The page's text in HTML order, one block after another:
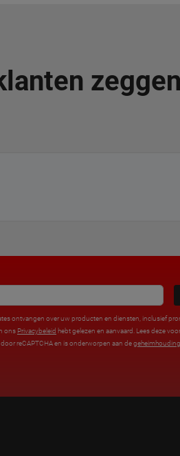
ontvangen over uw producten en diensten, inclusief
ons Privacybeleid hebt gelezen en aanvaard. Lees deze
reCAPTCHA en is onderworpen aan de